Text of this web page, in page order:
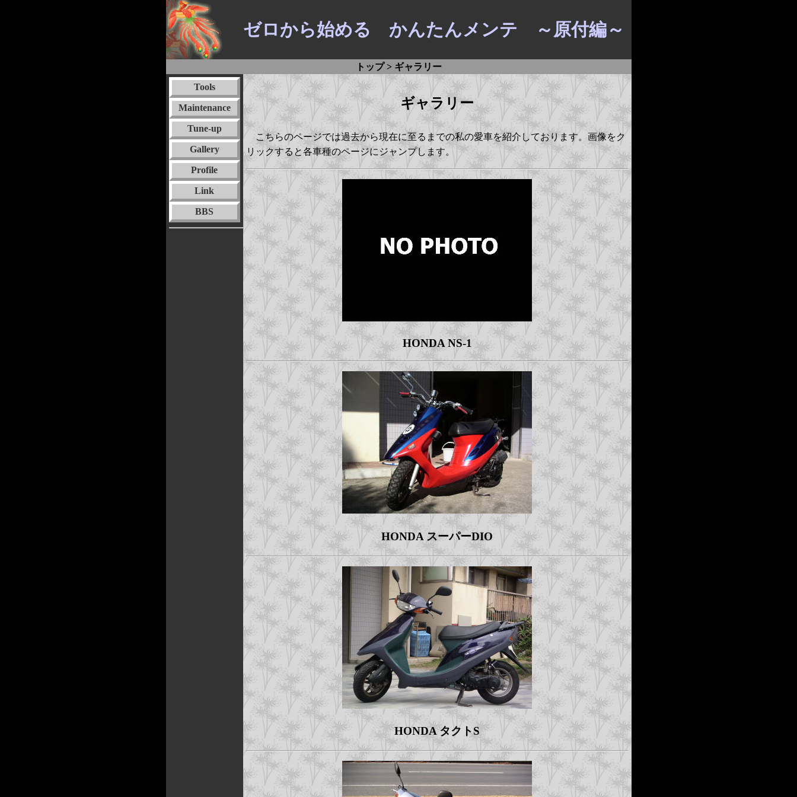
ゼロから始める かんたんメンテ ～原付編～
トップ> ギャラリー
ギャラリー
こちらのページでは過去から現在に至るまでの私の愛車を紹介しております。画像をク
リックすると各車種のページにジャンプします。
HONDA NS-1
HONDA スーパーDIO
HONDA タクトS
Tools
Maintenance
Tune-up
Gallery
Profile
Link
BBS